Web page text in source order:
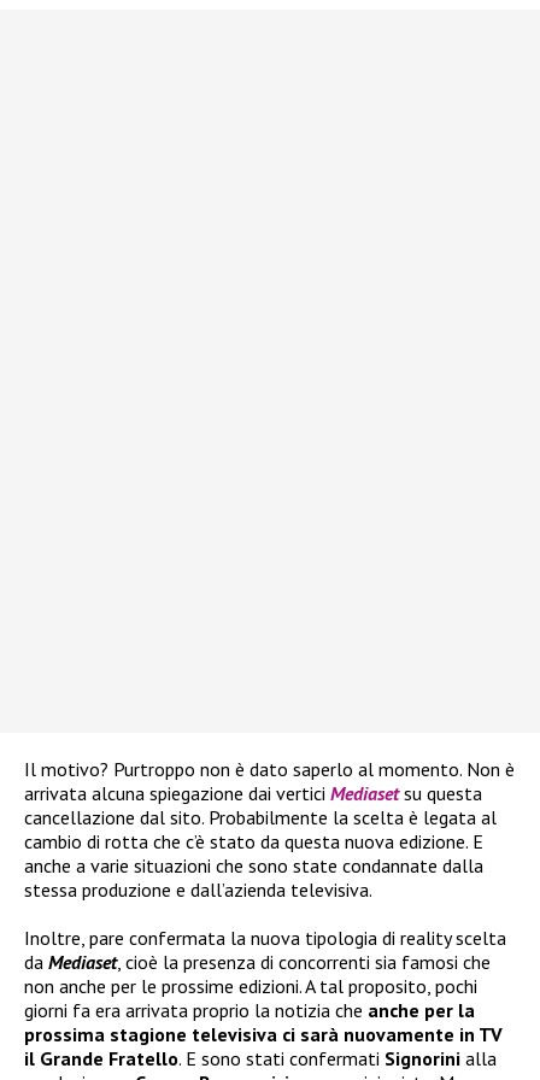
Il motivo? Purtroppo non è dato saperlo al momento. Non è
arrivata alcuna spiegazione dai vertici Mediasetsu questa
cancellazione dal sito. Probabilmente la scelta è legata al
cambio di rotta che c’è stato da questa nuova edizione. E
anche a varie situazioni che sono state condannate dalla
stessa produzione e dall’azienda televisiva.
Inoltre, pare confermata la nuova tipologia di reality scelta
da Mediaset, cioè la presenza di concorrenti sia famosi che
non anche per le prossime edizioni. A tal proposito, pochi
giorni fa era arrivata proprio la notizia che anche per la
prossima stagione televisiva ci sarà nuovamente in TV
il Grande Fratello. E sono stati confermati Signorini alla